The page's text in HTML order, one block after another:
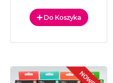
Do Koszyka